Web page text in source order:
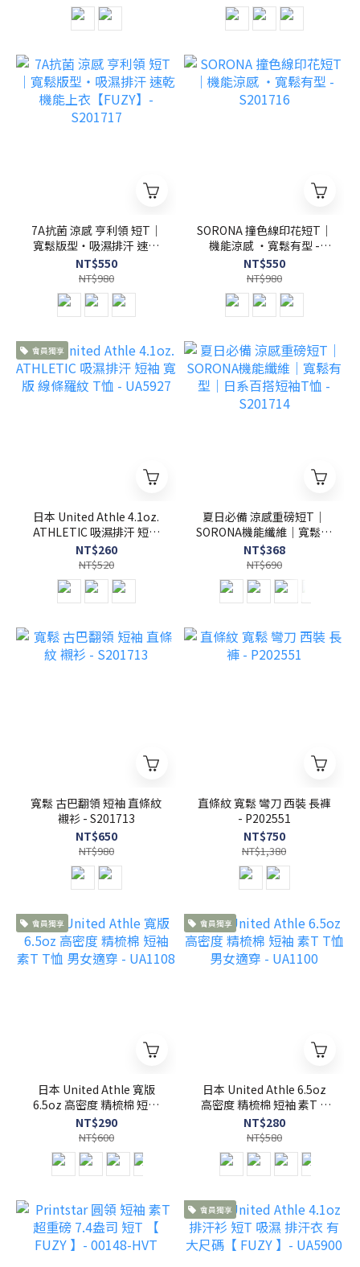
7A抗菌 涼感 亨利領 短T｜
寬鬆版型・吸濕排汗 速乾
機能上衣【FUZY】-
S201717
NT$550
NT$980
SORONA 撞色線印花短T｜
機能涼感 ・寬鬆有型 -
S201716
NT$550
NT$980
會員獨享
日本 United Athle 4.1oz.
ATHLETIC 吸濕排汗 短袖
寬版 線條羅紋 T恤 -
UA5927
NT$260
NT$520
夏日必備 涼感重磅短T｜
SORONA機能纖維｜寬鬆有
型｜日系百搭短袖T恤 -
S201714
NT$368
NT$690
寬鬆 古巴翻領 短袖 直條紋
襯衫 - S201713
NT$650
NT$980
直條紋 寬鬆 彎刀 西裝 長褲
- P202551
NT$750
NT$1,380
會員獨享
日本 United Athle 寬版
6.5oz 高密度 精梳棉 短袖
素T T恤 男女適穿 -
UA1108
NT$290
NT$600
會員獨享
日本 United Athle 6.5oz
高密度 精梳棉 短袖 素T T
恤 男女適穿 - UA1100
NT$280
NT$580
會員獨享